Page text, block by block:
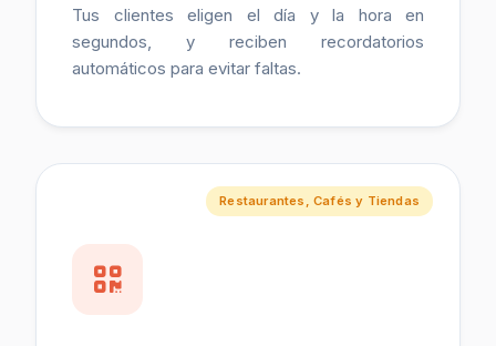
Tus clientes eligen el día y la hora en
segundos, y reciben recordatorios
automáticos para evitar faltas.
Restaurantes, Cafés y Tiendas